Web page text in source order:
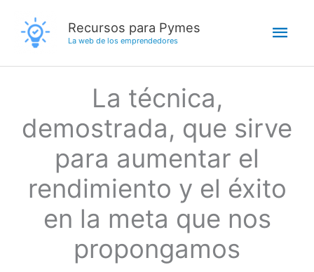
contenido
Recursos para Pymes
La web de los emprendedores
La técnica,
demostrada, que sirve
para aumentar el
rendimiento y el éxito
en la meta que nos
propongamos